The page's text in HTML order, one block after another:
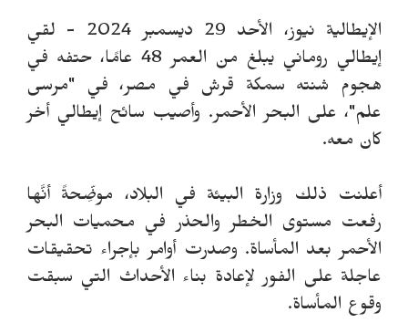
الإيطالية نيوز، الأحد 29 ديسمبر 2024 - لقي
إيطالي روماني يبلغ من العمر 48 عامًا، حتفه في
هجوم شنته سمكة قرش في مصر، في "مرسى
علم"، على البحر الأحمر. وأصيب سائح إيطالي أخر
كان معه.
أعلنت ذلك وزارة البيئة في البلاد، موضِّحةً أنَّها
رفعت مستوى الخطر والحذر في محميات البحر
الأحمر بعد المأساة. وصدرت أوامر بإجراء تحقيقات
عاجلة على الفور لإعادة بناء الأحداث التي سبقت
وقوع المأساة.